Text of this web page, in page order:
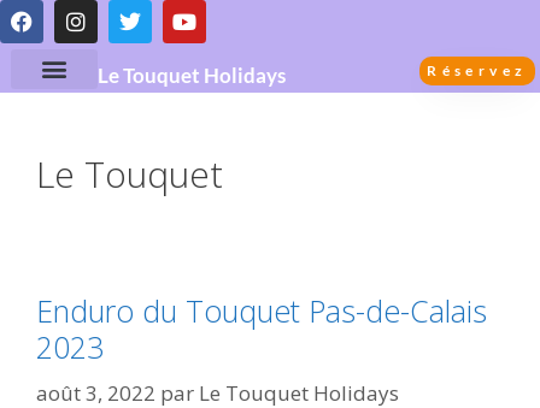
Le Touquet Holidays Réservez
Le Touquet
Enduro du Touquet Pas-de-Calais
2023
août 3, 2022 par Le Touquet Holidays